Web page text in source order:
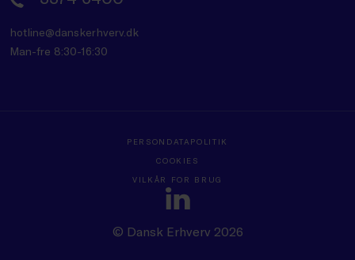
hotline@danskerhverv.dk
Man-fre 8:30-16:30
© Dansk Erhverv 2026
PERSONDATAPOLITIK
COOKIES
VILKÅR FOR BRUG